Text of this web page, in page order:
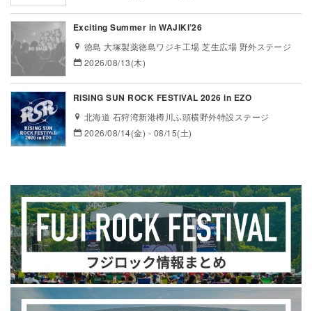
Exciting Summer in WAJIKI’26
徳島 大塚製薬徳島ワジキ工場 芝生広場 野外ステージ
2026/08/13(木)
RISING SUN ROCK FESTIVAL 2026 in EZO
北海道 石狩湾新港樽川ふ頭横野外特設ステージ
2026/08/14(金) - 08/15(土)